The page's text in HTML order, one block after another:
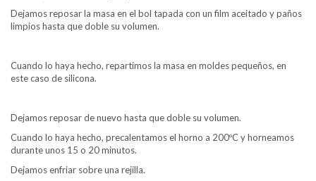
Dejamos reposar la masa en el bol tapada con un film aceitado y paños
limpios hasta que doble su volumen.
Cuando lo haya hecho, repartimos la masa en moldes pequeños, en
este caso de silicona.
Dejamos reposar de nuevo hasta que doble su volumen.
Cuando lo haya hecho, precalentamos el horno a 200ºC y horneamos
durante unos 15 o 20 minutos.
Dejamos enfriar sobre una rejilla.